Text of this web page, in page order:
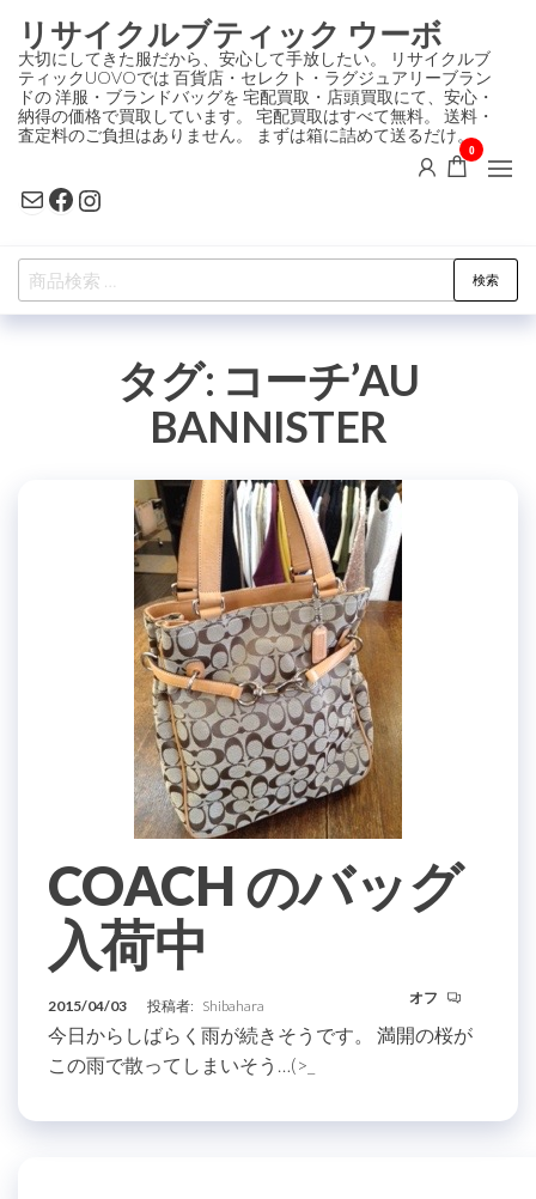
ン
テ
ン
ツ
プ
リサイクルブティック ウーボ
大切にしてきた服だから、安心して手放したい。 リサイクルブ
ティックUOVOでは 百貨店・セレクト・ラグジュアリーブラン
ドの 洋服・ブランドバッグを 宅配買取・店頭買取にて、安心・
納得の価格で買取しています。 宅配買取はすべて無料。 送料・
査定料のご負担はありません。 まずは箱に詰めて送るだけ。
MailFacebook
Instagram
0
検
索
検索
タグ: コーチ’AU
BANNISTER
COACH のバッグ
入荷中
2015/04/03 投稿者: Shibahara オフ
今日からしばらく雨が続きそうです。 満開の桜が
この雨で散ってしまいそう…(>_